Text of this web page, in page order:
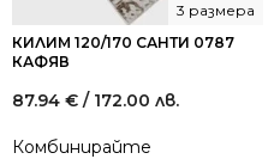
КИЛИМ 120/170 САНТИ 0787
КАФЯВ
3 размера
87.94 € / 172.00 лв.
Комбинирайте